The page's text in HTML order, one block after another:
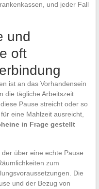
und jeder Fall
und
oft
ist an das Vorhandensein
die tägliche Arbeitszeit
Pause streicht oder so
eine Mahlzeit ausreicht,
in Frage gestellt
über eine echte Pause
zum
Die
und der Bezug von